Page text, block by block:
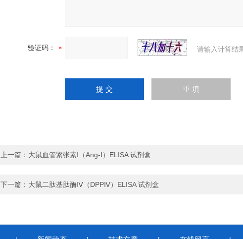
验证码： 请输入计算结
上一篇： 大鼠血管紧张素Ⅰ（Ang-Ⅰ）ELISA 试剂盒
下一篇： 大鼠二肽基肽酶Ⅳ（DPPⅣ）ELISA 试剂盒